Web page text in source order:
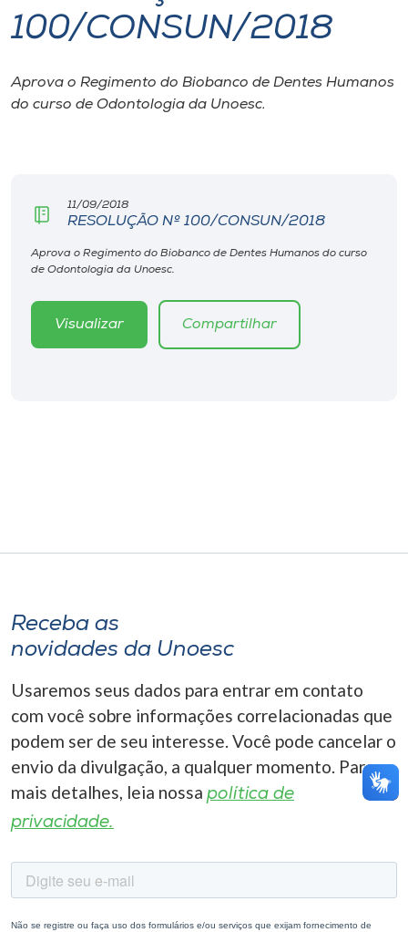
I.nova
Diplomados
CPA
Biblioteca
Editora
A-
100/CONSUN/2018
Aprova o Regimento do Biobanco de Dentes Humanos
do curso de Odontologia da Unoesc.
11/09/2018
RESOLUÇÃO Nº 100/CONSUN/2018
Aprova o Regimento do Biobanco de Dentes Humanos do curso
de Odontologia da Unoesc.
Visualizar Compartilhar
Receba as
novidades da Unoesc
Usaremos seus dados para entrar em contato
com você sobre informações correlacionadas que
podem ser de seu interesse. Você pode cancelar o
envio da divulgação, a qualquer momento. Para
mais detalhes, leia nossa política de
privacidade.